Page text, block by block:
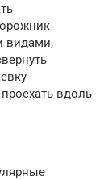
видами,
вдоль